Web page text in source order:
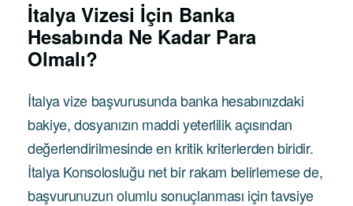
İtalya Vizesi İçin Banka
Hesabında Ne Kadar Para
Olmalı?
İtalya vize başvurusunda banka hesabınızdaki
bakiye, dosyanızın maddi yeterlilik açısından
değerlendirilmesinde en kritik kriterlerden biridir.
İtalya Konsolosluğu net bir rakam belirlemese de,
başvurunuzun olumlu sonuçlanması için tavsiye